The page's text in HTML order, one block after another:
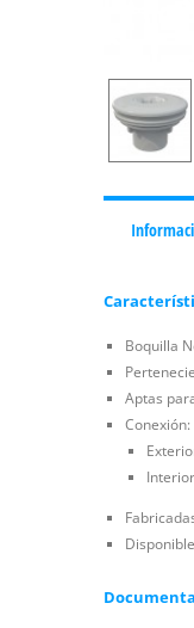
Boquilla
Aptas
Conexión: